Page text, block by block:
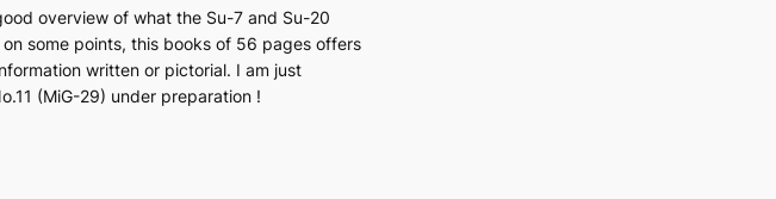
overview of what the Su-7 and Su-20
some points, this books of 56 pages offers
written or pictorial. I am just
(MiG-29) under preparation !